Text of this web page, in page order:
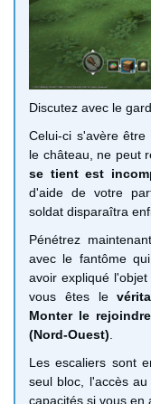
Discutez avec le
Celui-ci s'avère
le château, ne peut
se tient est
d'aide de votre
soldat disparaîtra
Pénétrez
avec le fantôme
avoir expliqué
vous êtes le
Monter le
(Nord-Ouest)
Les escaliers sont
seul bloc, l'accès
capacités si vous en